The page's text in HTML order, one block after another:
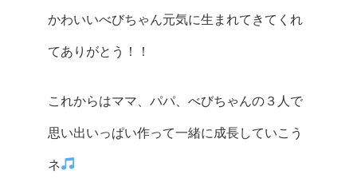
かわいいべびちゃん元気に生まれてきてくれ
てありがとう！！
これからはママ、パパ、べびちゃんの３人で
思い出いっぱい作って一緒に成長していこう
ネ